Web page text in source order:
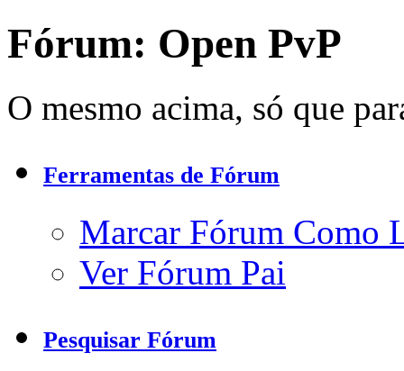
Fórum: Open PvP
O mesmo acima, só que
Ferramentas de Fórum
Marcar Fórum Como
Ver Fórum Pai
Pesquisar Fórum